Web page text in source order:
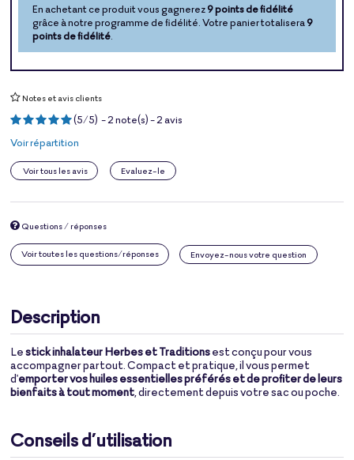
En achetant ce produit vous gagnerez9 points de fidélité
grâce à notre programme de fidélité. Votre panier totalisera9
points de fidélité.
Notes et avis clients
(5/5) -2note(s) -2 avis
Voir répartition
Voir tous les avis Evaluez-le
Questions / réponses
Voir toutes les questions/réponses Envoyez-nous votre question
Description
Lestick inhalateur Herbes et Traditionsest conçu pour vous
accompagner partout. Compact et pratique, il vous permet
d'emporter vos huiles essentielles préférés et de profiter de leurs
bienfaits à tout moment, directement depuis votre sac ou poche.
Conseils d’utilisation